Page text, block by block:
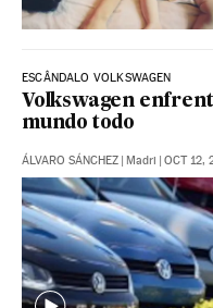
ESCÂNDALO VOLKSWAGEN
Volkswagen
mundo todo
ÁLVARO SÁNCHEZ | Madri | OCT 12,